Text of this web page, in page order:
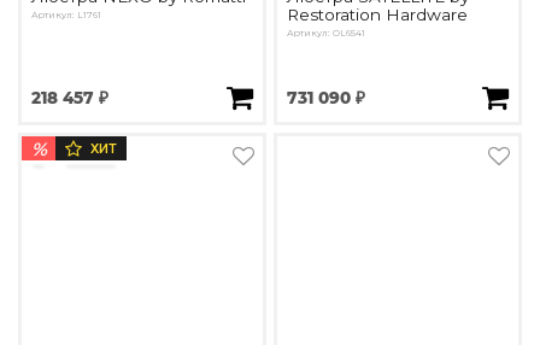
Артикул: L1761
218 457 ₽
Restoration Hardware
Артикул: OL6541
731 090 ₽
% ХИТ